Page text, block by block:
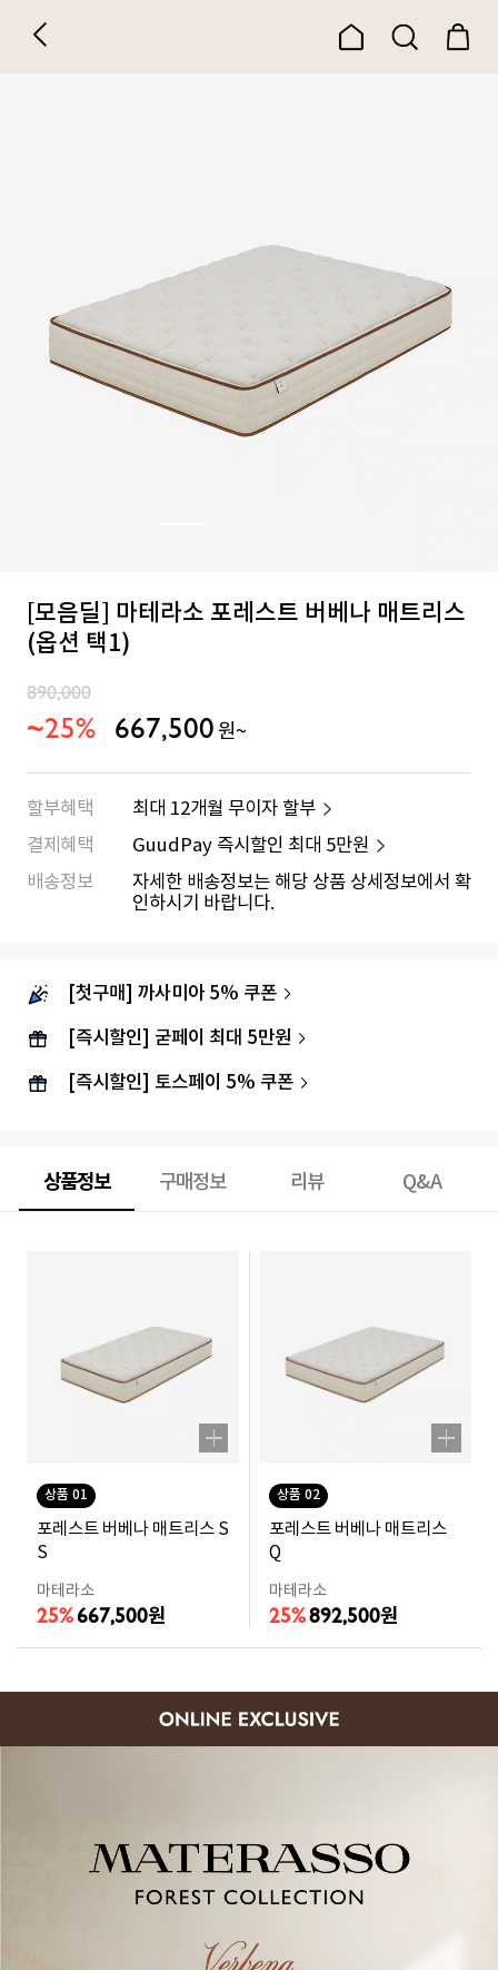
[모음딜] 마테라소 포레스트 버베나 매트리스
(옵션 택1)
890,000
~25% 667,500원~
할부혜택
최대 12개월 무이자 할부
결제혜택
GuudPay 즉시할인 최대 5만원
배송정보
자세한 배송정보는 해당 상품 상세정보에서 확
인하시기 바랍니다.
[첫구매] 까사미아 5% 쿠폰
[즉시할인] 굳페이 최대 5만원
[즉시할인] 토스페이 5% 쿠폰
상품정보 구매정보 리뷰 Q&A
상품 01
포레스트 버베나 매트리스 S
S
마테라소
25%667,500원
상품 02
포레스트 버베나 매트리스
Q
마테라소
25%892,500원